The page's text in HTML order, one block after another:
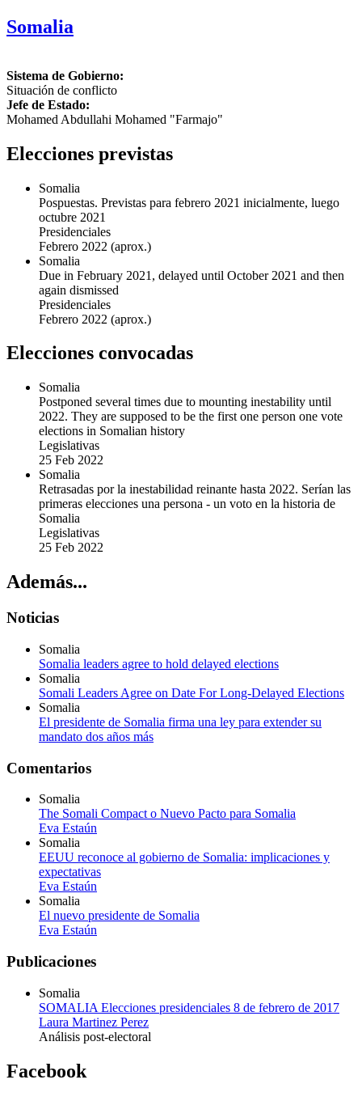
Somalia
Sistema de Gobierno:
Situación de conflicto
Jefe de Estado:
Mohamed Abdullahi Mohamed "Farmajo"
Elecciones previstas
Somalia
Pospuestas. Previstas para febrero 2021 inicialmente, luego
octubre 2021
Presidenciales
Febrero 2022 (aprox.)
Somalia
Due in February 2021, delayed until October 2021 and then
again dismissed
Presidenciales
Febrero 2022 (aprox.)
Elecciones convocadas
Somalia
Postponed several times due to mounting inestability until
2022. They are supposed to be the first one person one vote
elections in Somalian history
Legislativas
25 Feb 2022
Somalia
Retrasadas por la inestabilidad reinante hasta 2022. Serían las
primeras elecciones una persona - un voto en la historia de
Somalia
Legislativas
25 Feb 2022
Además...
Noticias
Somalia
Somalia leaders agree to hold delayed elections
Somalia
Somali Leaders Agree on Date For Long-Delayed Elections
Somalia
El presidente de Somalia firma una ley para extender su
mandato dos años más
Comentarios
Somalia
The Somali Compact o Nuevo Pacto para Somalia
Eva Estaún
Somalia
EEUU reconoce al gobierno de Somalia: implicaciones y
expectativas
Eva Estaún
Somalia
El nuevo presidente de Somalia
Eva Estaún
Publicaciones
Somalia
SOMALIA Elecciones presidenciales 8 de febrero de 2017
Laura Martinez Perez
Análisis post-electoral
Facebook